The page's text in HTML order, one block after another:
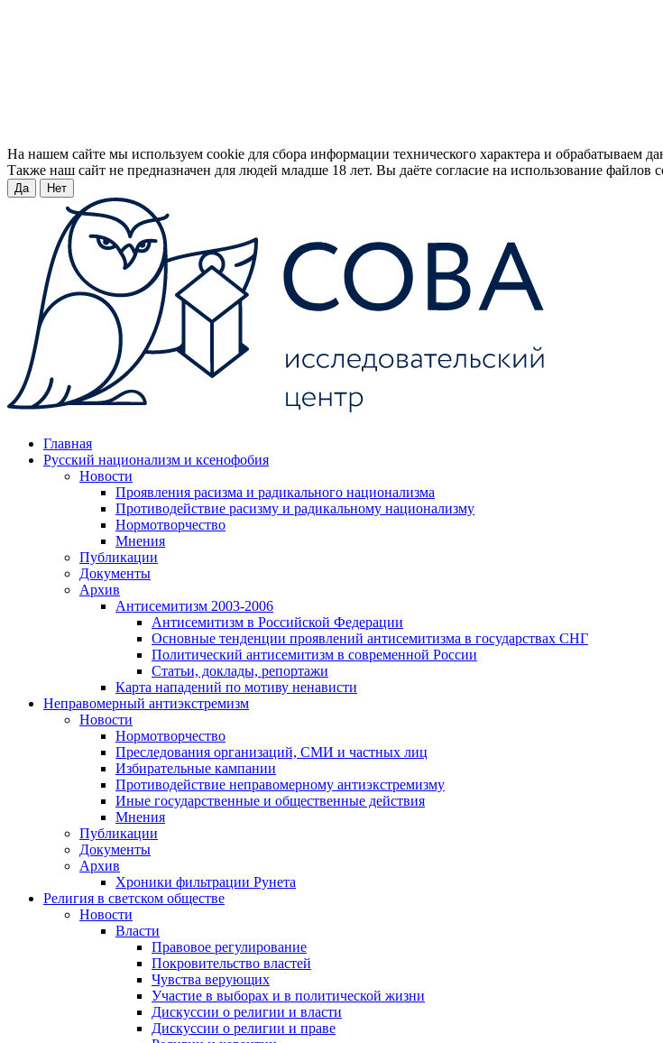
На нашем сайте мы используем cookie для сбора информации технического характера и обрабатываем
Также наш сайт не предназначен для людей младше 18 лет. Вы даёте согласие на использование файлов
Да Нет
Главная
Русский национализм и ксенофобия
Новости
Проявления расизма и радикального национализма
Противодействие расизму и радикальному национализму
Нормотворчество
Мнения
Публикации
Документы
Архив
Антисемитизм 2003-2006
Антисемитизм в Российской Федерации
Основные тенденции проявлений антисемитизма в государствах СНГ
Политический антисемитизм в современной России
Статьи, доклады, репортажи
Карта нападений по мотиву ненависти
Неправомерный антиэкстремизм
Новости
Нормотворчество
Преследования организаций, СМИ и частных лиц
Избирательные кампании
Противодействие неправомерному антиэкстремизму
Иные государственные и общественные действия
Мнения
Публикации
Документы
Архив
Хроники фильтрации Рунета
Религия в светском обществе
Новости
Власти
Правовое регулирование
Покровительство властей
Чувства верующих
Участие в выборах и в политической жизни
Дискуссии о религии и власти
Дискуссии о религии и праве